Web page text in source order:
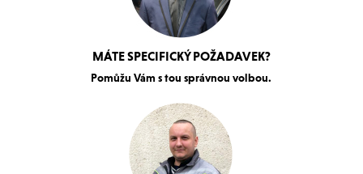
MÁTE SPECIFICKÝ POŽADAVEK?
Pomůžu Vám s tou správnou volbou.